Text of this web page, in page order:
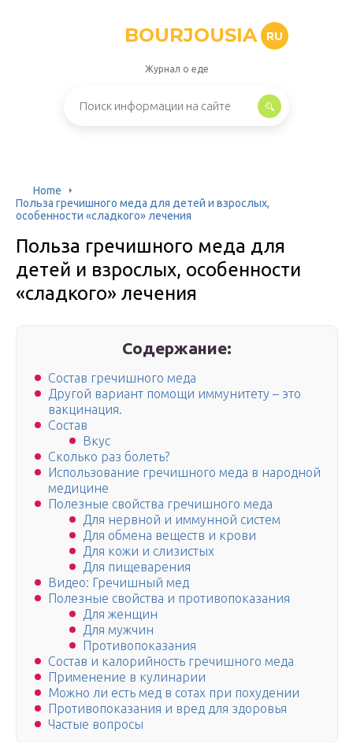
BOURJOUSIA RU
Журнал о еде
Home
Польза гречишного меда для детей и взрослых,
особенности «сладкого» лечения
Польза гречишного меда для
детей и взрослых, особенности
«сладкого» лечения
Содержание:
Состав гречишного меда
Другой вариант помощи иммунитету – это
вакцинация.
Состав
Вкус
Сколько раз болеть?
Использование гречишного меда в народной
медицине
Полезные свойства гречишного меда
Для нервной и иммунной систем
Для обмена веществ и крови
Для кожи и слизистых
Для пищеварения
Видео: Гречишный мед
Полезные свойства и противопоказания
Для женщин
Для мужчин
Противопоказания
Состав и калорийность гречишного меда
Применение в кулинарии
Можно ли есть мед в сотах при похудении
Противопоказания и вред для здоровья
Частые вопросы